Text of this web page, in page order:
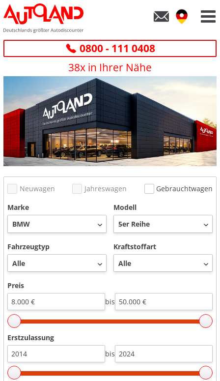
0800 - 111 0408
38x in Ihrer Nähe
Neuwagen Jahreswagen
Gebrauchtwagen
Marke
Modell
Fahrzeugtyp Kraftstoffart
Preis
bis
Erstzulassung
bis